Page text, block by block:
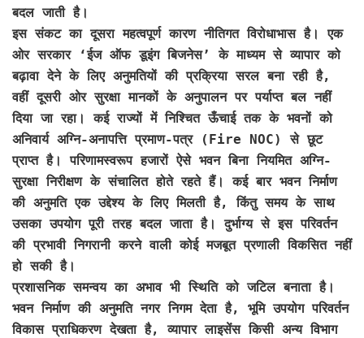
बदल जाती है।
इस संकट का दूसरा महत्वपूर्ण कारण नीतिगत विरोधाभास है। एक
ओर सरकार ‘ईज ऑफ डूइंग बिजनेस’ के माध्यम से व्यापार को
बढ़ावा देने के लिए अनुमतियों की प्रक्रिया सरल बना रही है,
वहीं दूसरी ओर सुरक्षा मानकों के अनुपालन पर पर्याप्त बल नहीं
दिया जा रहा। कई राज्यों में निश्चित ऊँचाई तक के भवनों को
अनिवार्य अग्नि-अनापत्ति प्रमाण-पत्र (Fire NOC) से छूट
प्राप्त है। परिणामस्वरूप हजारों ऐसे भवन बिना नियमित अग्नि-
सुरक्षा निरीक्षण के संचालित होते रहते हैं। कई बार भवन निर्माण
की अनुमति एक उद्देश्य के लिए मिलती है, किंतु समय के साथ
उसका उपयोग पूरी तरह बदल जाता है। दुर्भाग्य से इस परिवर्तन
की प्रभावी निगरानी करने वाली कोई मजबूत प्रणाली विकसित नहीं
हो सकी है।
प्रशासनिक समन्वय का अभाव भी स्थिति को जटिल बनाता है।
भवन निर्माण की अनुमति नगर निगम देता है, भूमि उपयोग परिवर्तन
विकास प्राधिकरण देखता है, व्यापार लाइसेंस किसी अन्य विभाग